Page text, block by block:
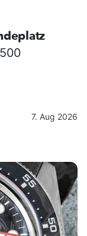
7. Aug 2026